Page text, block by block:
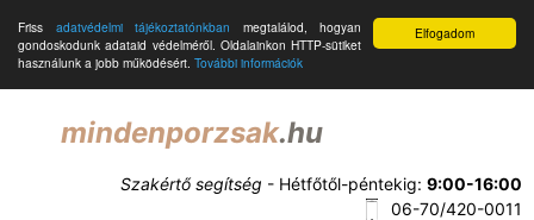
Elfogadom
Friss adatvédelmi tájékoztatónkban megtalálod, hogyan
gondoskodunk adataid védelméről. Oldalainkon HTTP-sütiket
használunk a jobb működésért. További információk
mindenporzsak.hu
Szakértő segítség - Hétfőtől-péntekig: 9:00-16:00
06-70/420-0011